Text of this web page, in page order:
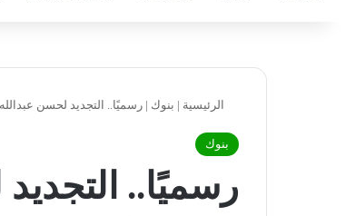
الرئيسية | بنوك | رسميًا.. التجديد لحسن
بنوك
رسميًا..